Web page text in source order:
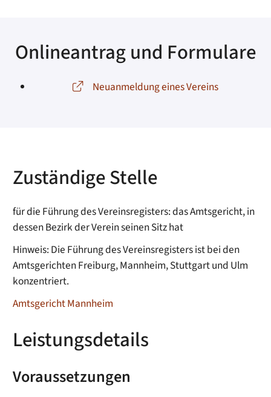
Onlineantrag und Formulare
Neuanmeldung eines Vereins
Zuständige Stelle
für die Führung des Vereinsregisters: das Amtsgericht, in
dessen Bezirk der Verein seinen Sitz hat
Hinweis: Die Führung des Vereinsregisters ist bei den
Amtsgerichten Freiburg, Mannheim, Stuttgart und Ulm
konzentriert.
Amtsgericht Mannheim
Leistungsdetails
Voraussetzungen